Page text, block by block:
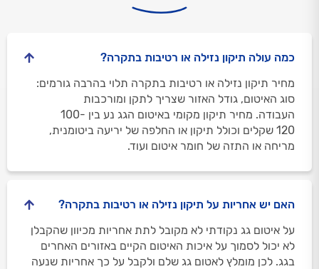
כמה עולה תיקון נזילה או רטיבות בתקרה?
מחיר תיקון נזילה או רטיבות בתקרה תלוי בהרבה גורמים:
סוג האיטום, גודל האזור שצריך לתקן ומורכבות
העבודה. מחיר תיקון מקומי באיטום הגג נע בין 100-
120 שקלים וכולל תיקון או החלפה של יריעה ביטומנית,
מריחה או התזה של חומר איטום ועוד.
האם יש אחריות על תיקון נזילה או רטיבות בתקרה?
על איטום גג נקודתי לא מקובל לתת אחריות מכיוון שהקבלן
לא יכול לסמוך על איכות האיטום הקיים באזורים האחרים
בגג. לכן מומלץ לאטום גג שלם ולקבל על כך אחריות שנעה